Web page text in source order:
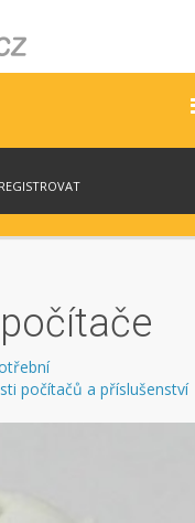
REGISTROVAT
počítačů a příslušenství